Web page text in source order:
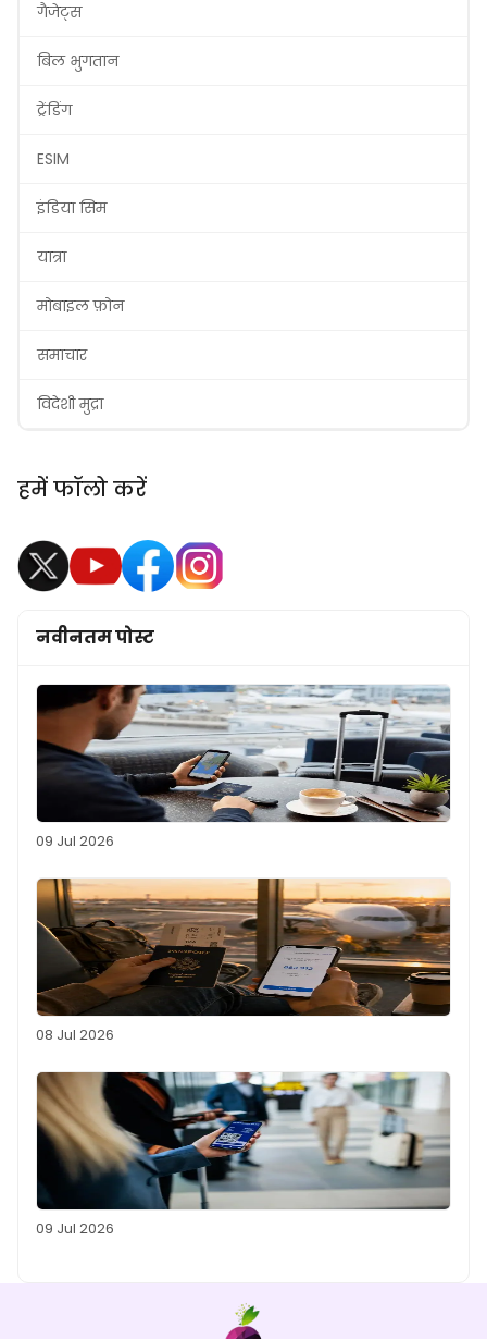
गैजेट्स
बिल भुगतान
ट्रेंडिंग
ESIM
इंडिया सिम
यात्रा
मोबाइल फ़ोन
समाचार
विदेशी मुद्रा
हमें फॉलो करें
नवीनतम पोस्ट
09 Jul 2026
08 Jul 2026
09 Jul 2026